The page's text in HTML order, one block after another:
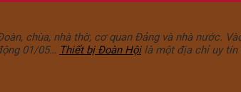
chùa, nhà thờ, cơ quan Đảng và nhà nước.
01/05… Thiết bị Đoàn Hộilà một địa chỉ uy tín